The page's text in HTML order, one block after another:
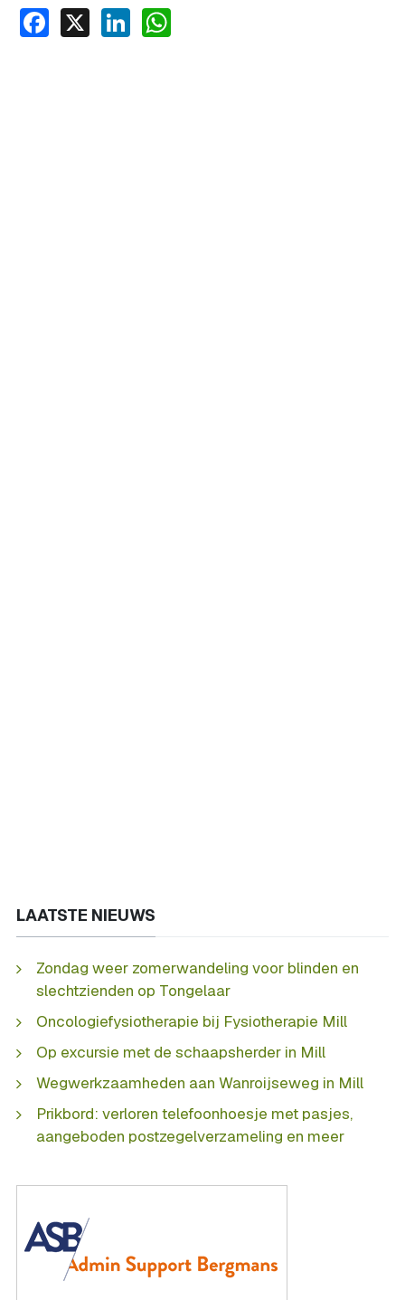
Facebook
X LinkedIn
LAATSTE NIEUWS
Zondag weer zomerwandeling voor blinden en
slechtzienden op Tongelaar
Oncologiefysiotherapie bij Fysiotherapie Mill
Op excursie met de schaapsherder in Mill
Wegwerkzaamheden aan Wanroijseweg in Mill
Prikbord: verloren telefoonhoesje met pasjes,
aangeboden postzegelverzameling en meer